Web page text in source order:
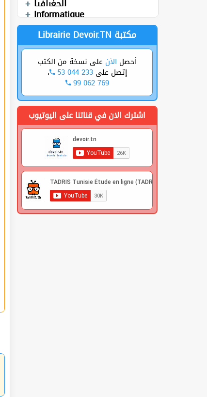
الجغرافيا
العربية
Technologie
Informatique
Devoirs
Librairie Devoir.TN مكتبة
أحصل الأن على نسخة من الكتب
إتصل على53 044 233 ،
99 062 769
اشترك الان في قناتنا على اليوتيوب